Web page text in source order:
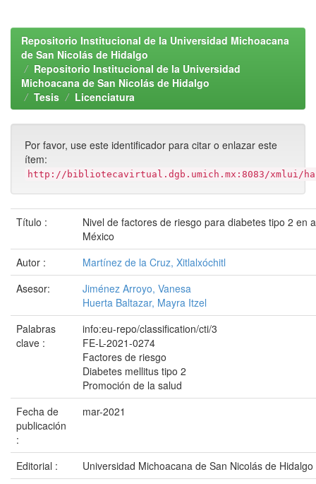
Repositorio Institucional de la Universidad Michoacana
de San Nicolás de Hidalgo
Repositorio Institucional de la Universidad
Michoacana de San Nicolás de Hidalgo
Tesis
Licenciatura
Por favor, use este identificador para citar o enlazar este
ítem:
http://bibliotecavirtual.dgb.umich.mx:8083/xmlui/
Título :
Nivel de factores de riesgo para diabetes tipo 2 en
México
Autor :
Martínez de la Cruz, Xitlalxóchitl
Asesor:
Jiménez Arroyo, Vanesa
Huerta Baltazar, Mayra Itzel
Palabras
clave :
info:eu-repo/classification/cti/3
FE-L-2021-0274
Factores de riesgo
Diabetes mellitus tipo 2
Promoción de la salud
Fecha de
publicación
:
mar-2021
Editorial :
Universidad Michoacana de San Nicolás de Hidalgo